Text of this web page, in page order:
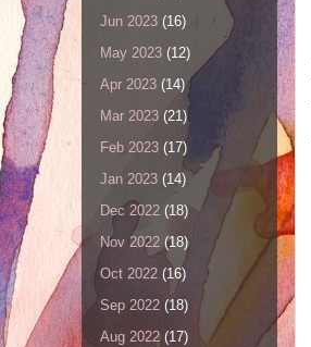
Jun 2023 (16)
May 2023 (12)
Apr 2023 (14)
Mar 2023 (21)
Feb 2023 (17)
Jan 2023 (14)
Dec 2022 (18)
Nov 2022 (18)
Oct 2022 (16)
Sep 2022 (18)
Aug 2022 (17)